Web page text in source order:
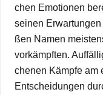
chen Emo­tio­nen
sei­nen
ßen Namen
vor­kämpf­ten.
che­nen Kämpfe am
Ent­schei­dun­gen